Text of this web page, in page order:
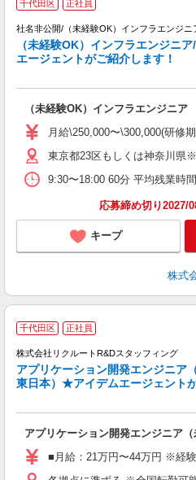
千代田区 正社員
社名非公開/（未経験OK）インフラエンジニ
（未経験OK）インフラエンジニ
エージェントがご紹介します！
（未経験OK）インフラエンジニア
月給\250,000〜\300,000(研修
東京都23区もしくは神奈川県
9:30〜18:00 60分 平均残業時
応募締め切り2027/
キープ
株式
千代田区 正社員
株式会社リクルートR&Dスタッフィング
アプリケーション開発エンジニア
東日本）★アイデムエージェント
アプリケーション開発エンジニア（
■月給：21万円〜44万円 ※経